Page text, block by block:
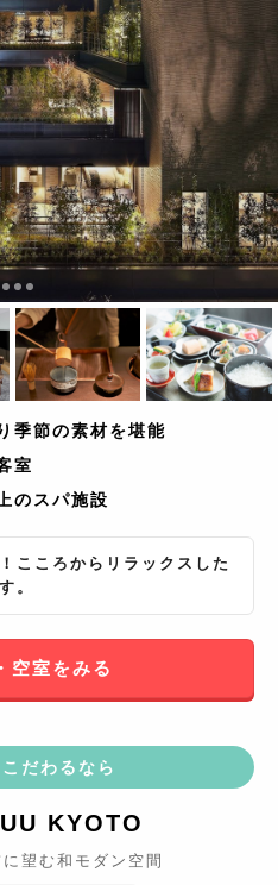
季節の素材を堪能
室
のスパ施設
こころからリラックスした
。
空室をみる
だわるなら
KYOTO
望む和モダン空間